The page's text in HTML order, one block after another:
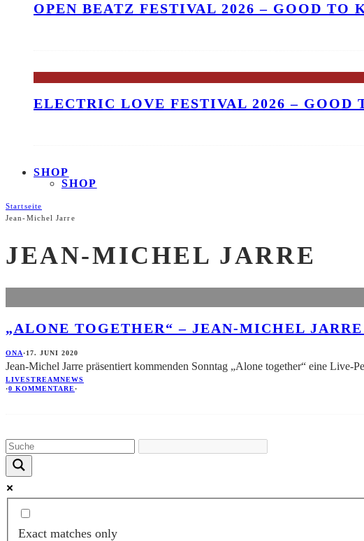
OPEN BEATZ FESTIVAL 2026 – GOOD TO
ELECTRIC LOVE FESTIVAL 2026 – GOOD
SHOP
SHOP
Startseite
Jean-Michel Jarre
JEAN-MICHEL JARRE
„ALONE TOGETHER“ – JEAN-MICHEL
ONA·17. JUNI 2020
Jean-Michel Jarre präsentiert kommenden Sonntag „Alone together“ eine Live-
LIVESTREAMNEWS
·0 KOMMENTARE·
Exact matches only